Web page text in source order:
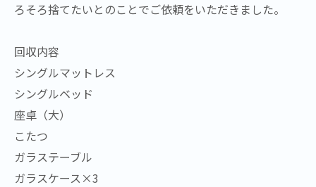
ろそろ捨てたいとのことでご依頼をいただきました。
回収内容
シングルマットレス
シングルベッド
座卓（大）
こたつ
ガラステーブル
ガラスケース×3